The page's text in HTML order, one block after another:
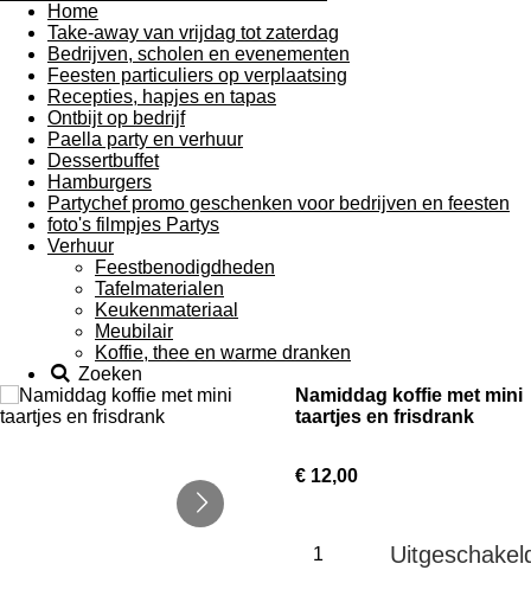
Home
Take-away van vrijdag tot zaterdag
Bedrijven, scholen en evenementen
Feesten particuliers op verplaatsing
Recepties, hapjes en tapas
Ontbijt op bedrijf
Paella party en verhuur
Dessertbuffet
Hamburgers
Partychef promo geschenken voor bedrijven en feesten
foto's filmpjes Partys
Verhuur
Feestbenodigdheden
Tafelmaterialen
Keukenmateriaal
Meubilair
Koffie, thee en warme dranken
Zoeken
Namiddag koffie met mini
taartjes en frisdrank
€ 12,00